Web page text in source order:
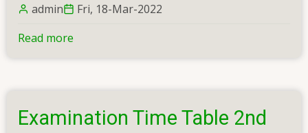
2nd
admin
Fri, 18-Mar-2022
Read more
Table
1st
Examination Time Table 2nd